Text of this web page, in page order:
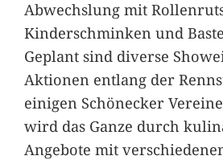
Abwechslung mit
Kinderschminken und
Geplant sind diverse
Aktionen entlang der
einigen Schönecker
wird das Ganze durch
Angebote mit